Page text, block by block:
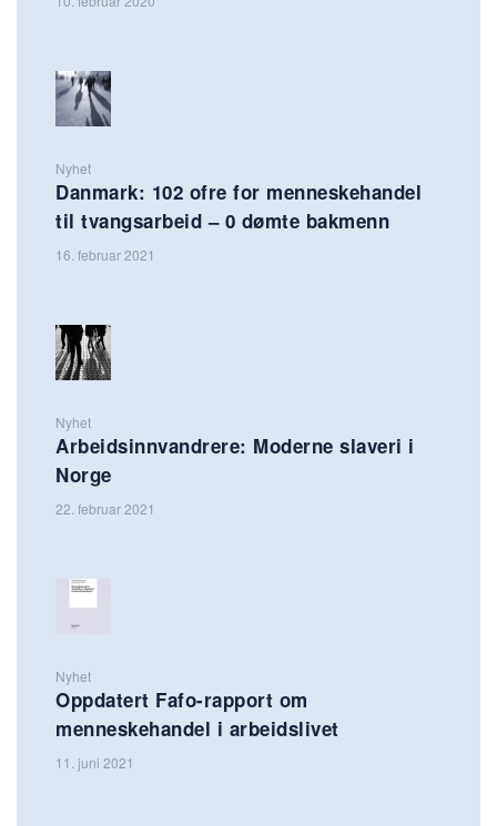
Nyhet
Danmark: 102 ofre for menneskehandel
til tvangsarbeid – 0 dømte bakmenn
16. februar 2021
Nyhet
Arbeidsinnvandrere: Moderne slaveri i
Norge
22. februar 2021
Nyhet
Oppdatert Fafo-rapport om
menneskehandel i arbeidslivet
11. juni 2021